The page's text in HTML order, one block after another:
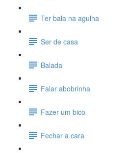
Ter bala na agulha
Ser de casa
Balada
Falar abobrinha
Fazer um bico
Fechar a cara